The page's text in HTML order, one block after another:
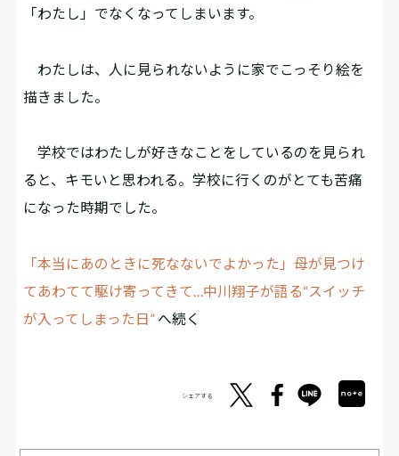
「わたし」でなくなってしまいます。
わたしは、人に見られないように家でこっそり絵を
描きました。
学校ではわたしが好きなことをしているのを見られ
ると、キモいと思われる。学校に行くのがとても苦痛
になった時期でした。
「本当にあのときに死なないでよかった」母が見つけ
てあわてて駆け寄ってきて…中川翔子が語る“スイッチ
が入ってしまった日” へ続く
シェアする